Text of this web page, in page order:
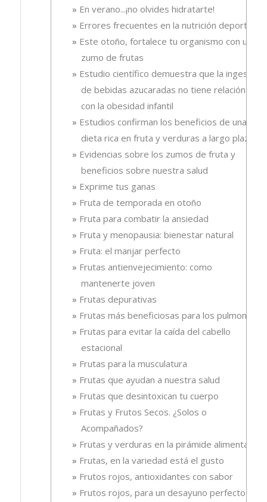
En verano...¡no olvides hidratarte!
Errores frecuentes en la nutrición deportiva
Este otoño, fortalece tu organismo con un
zumo de frutas
Estudio científico demuestra que la ingesta
de bebidas azucaradas no tiene relación
con la obesidad infantil
Estudios confirman los beneficios de una
dieta rica en fruta y verduras a largo plazo
Evidencias sobre los zumos de fruta y
beneficios sobre nuestra salud
Exprime tus ganas
Fruta de temporada en otoño
Fruta para combatir la ansiedad
Fruta y menopausia: bienestar natural
Fruta: el manjar perfecto
Frutas antienvejecimiento: como
mantenerte joven
Frutas depurativas
Frutas más beneficiosas para los pulmones
Frutas para evitar la caída del cabello
estacional
Frutas para la musculatura
Frutas que ayudan a nuestra salud
Frutas que desintoxican tu cuerpo
Frutas y Frutos Secos. ¿Solos o
Acompañados?
Frutas y verduras en la pirámide alimentaria
Frutas, en la variedad está el gusto
Frutos rojos, antioxidantes con sabor
Frutos rojos, para un desayuno perfecto